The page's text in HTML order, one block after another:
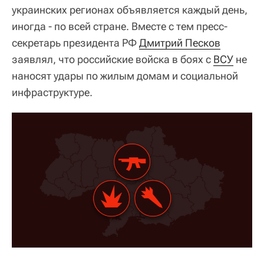
украинских регионах объявляется каждый день,
иногда - по всей стране. Вместе с тем пресс-
секретарь президента РФДмитрий Песков
заявлял, что российские войска в боях с ВСУ не
наносят удары по жилым домам и социальной
инфраструктуре.